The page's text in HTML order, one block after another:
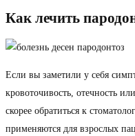
Как лечить
Если вы заметили у себя
кровоточивость, отечность
скорее обратиться к
применяются для взрослых